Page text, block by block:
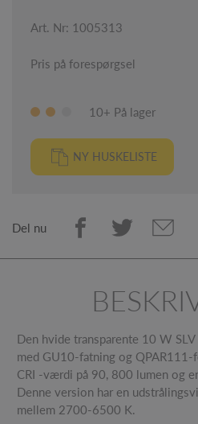
Art. Nr: 1005313
Pris på forespørgsel
10+ På lager
NY HUSKELISTE
Del nu
Den hvide transparente 10 W
med GU10-fatning og QPAR111-
CRI -værdi på 90, 800 lumen og
Denne version har en
mellem 2700-6500 K.